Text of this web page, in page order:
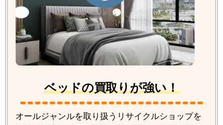
ベッドの買取りが強い！
オールジャンルを取り扱うリサイクルショップを